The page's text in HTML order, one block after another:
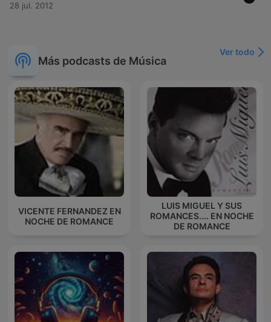
28 jul. 2012
Más podcasts de Música
Ver todo
VICENTE FERNANDEZ EN
NOCHE DE ROMANCE
LUIS MIGUEL Y SUS
ROMANCES.... EN NOCHE
DE ROMANCE